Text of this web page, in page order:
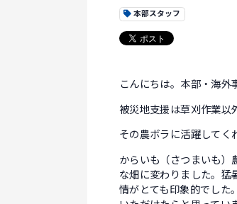
本部スタッフ
こんにちは。本部・海外
被災地支援は草刈作業以
その農ボラに活躍してく
からいも（さつまいも）
な畑に変わりました。猛
情がとても印象的でした